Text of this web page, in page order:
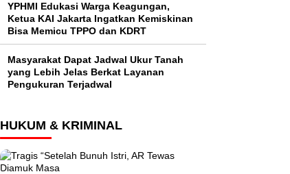
YPHMI Edukasi Warga Keagungan,
Ketua KAI Jakarta Ingatkan Kemiskinan
Bisa Memicu TPPO dan KDRT
Masyarakat Dapat Jadwal Ukur Tanah
yang Lebih Jelas Berkat Layanan
Pengukuran Terjadwal
HUKUM & KRIMINAL